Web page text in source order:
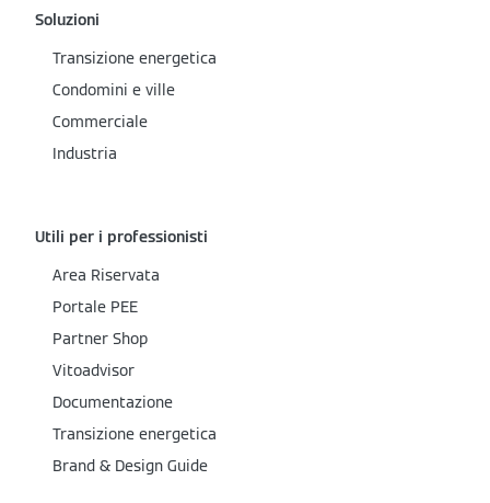
Soluzioni
Transizione energetica
Condomini e ville
Commerciale
Industria
Utili per i professionisti
Area Riservata
Portale PEE
Partner Shop
Vitoadvisor
Documentazione
Transizione energetica
Brand & Design Guide